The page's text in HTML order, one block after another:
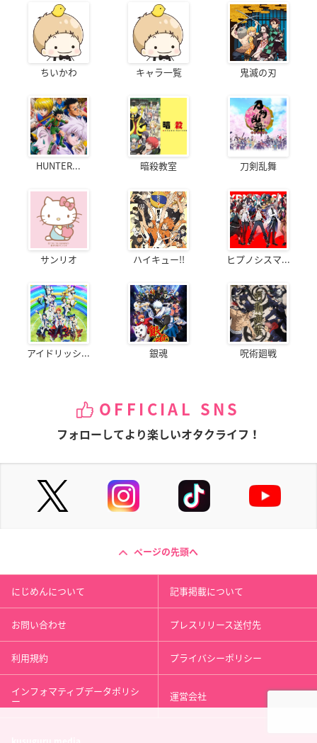
ちいかわ キャラ一覧 鬼滅の刃
HUNTER... 暗殺教室 刀剣乱舞
サンリオ ハイキュー!! ヒプノシスマ...
アイドリッシ... 銀魂 呪術廻戦
OFFICIAL SNS
フォローしてより楽しいオタクライフ！
ページの先頭へ
にじめんについて 記事掲載について
お問い合わせ プレスリリース送付先
利用規約 プライバシーポリシー
インフォマティブデータポリシ
ー 運営会社